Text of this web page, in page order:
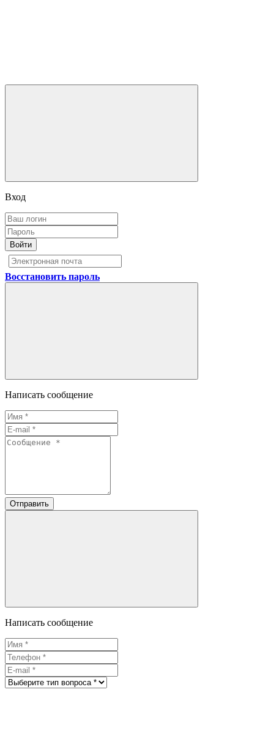
Вход
Войти
Восстановить пароль
Написать сообщение
Отправить
Написать сообщение